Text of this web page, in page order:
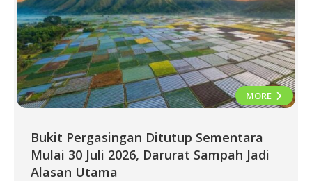
MORE
Bukit Pergasingan Ditutup Sementara
Mulai 30 Juli 2026, Darurat Sampah Jadi
Alasan Utama